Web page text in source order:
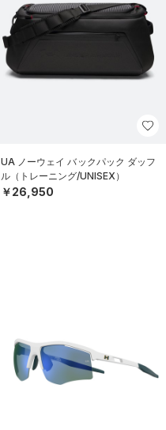
UA ノーウェイ バックパック ダッフ
ル（トレーニング/UNISEX）
￥26,950